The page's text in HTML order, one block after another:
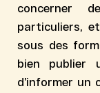
concerner
particuliers,
sous des
bien publier
d’informer un